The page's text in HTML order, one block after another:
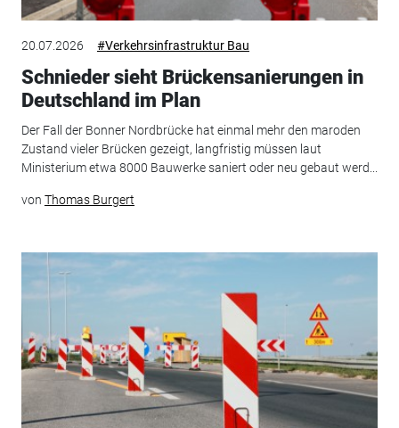
20.07.2026 #Verkehrsinfrastruktur Bau
Schnieder sieht Brückensanierungen in
Deutschland im Plan
Der Fall der Bonner Nordbrücke hat einmal mehr den maroden
Zustand vieler Brücken gezeigt, langfristig müssen laut
Ministerium etwa 8000 Bauwerke saniert oder neu gebaut werd...
von Thomas Burgert